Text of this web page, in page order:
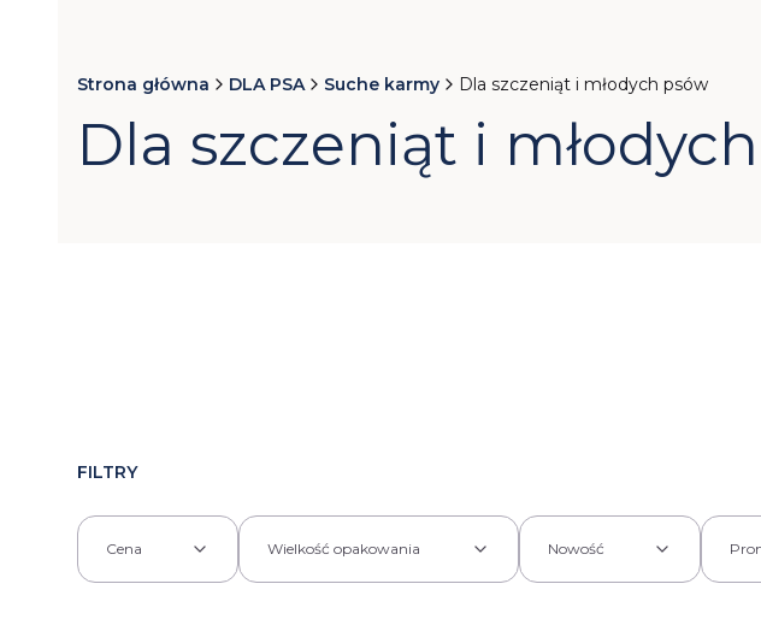
Strona główna DLA PSA Suche karmy Dla szczeniąt i młodych psów
Dla szczeniąt i
FILTRY
Cena Wielkość opakowania Nowość